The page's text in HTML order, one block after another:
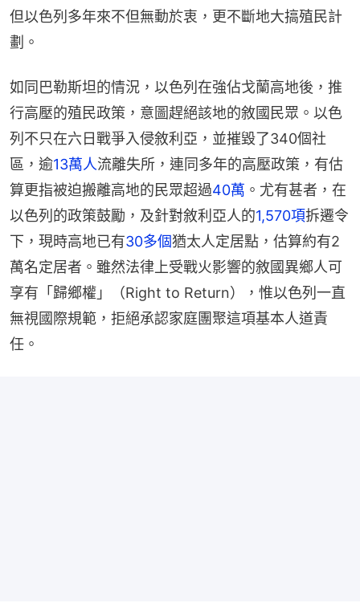
但以色列多年來不但無動於衷，更不斷地大搞殖民計
劃。
如同巴勒斯坦的情況，以色列在強佔戈蘭高地後，推
行高壓的殖民政策，意圖趕絕該地的敘國民眾。以色
列不只在六日戰爭入侵敘利亞，並摧毀了340個社
區，逾13萬人流離失所，連同多年的高壓政策，有估
算更指被迫搬離高地的民眾超過40萬 。尤有甚者，在
以色列的政策鼓勵，及針對敘利亞人的1,570項拆遷令
下，現時高地已有30多個猶太人定居點，估算約有2
萬名定居者。雖然法律上受戰火影響的敘國異鄉人可
享有「歸鄉權」（Right to Return），惟以色列一直
無視國際規範，拒絕承認家庭團聚這項基本人道責
任。